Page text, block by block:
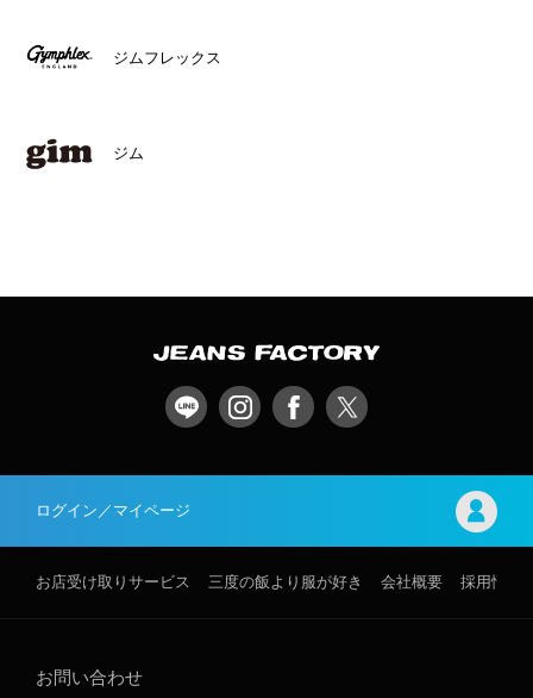
ジムフレックス
ジム
ログイン／マイページ
お店受け取りサービス 三度の飯より服が好き 会社概要 採用情報
お問い合わせ